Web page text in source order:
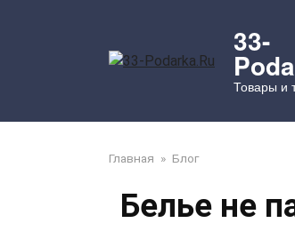
33-
Товары и
Главная » Блог
Белье не